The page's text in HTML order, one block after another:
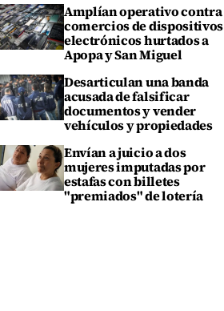
Amplían operativo contra
comercios de dispositivos
electrónicos hurtados a
Apopa y San Miguel
Desarticulan una banda
acusada de falsificar
documentos y vender
vehículos y propiedades
Envían a juicio a dos
mujeres imputadas por
estafas con billetes
"premiados" de lotería